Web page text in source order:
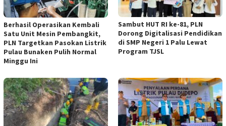
Berhasil Operasikan Kembali
Satu Unit Mesin Pembangkit,
PLN Targetkan Pasokan Listrik
Pulau Bunaken Pulih Normal
Minggu Ini
Sambut HUT RI ke-81, PLN
Dorong Digitalisasi Pendidikan
di SMP Negeri 1 Palu Lewat
Program TJSL